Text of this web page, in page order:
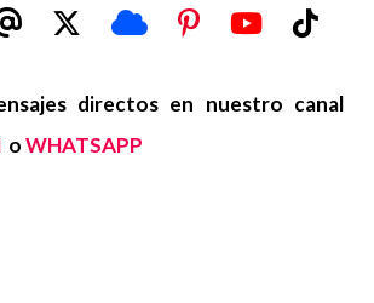
directos en nuestro canal
oWHATSAPP